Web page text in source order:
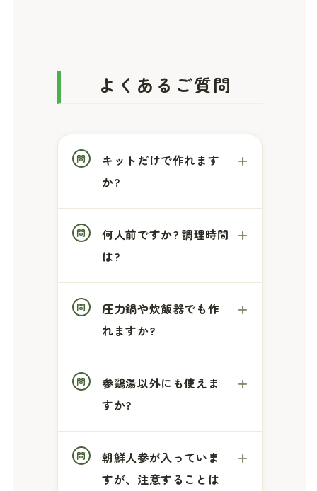
よくあるご質問
キットだけで作れます
か?
何人前ですか? 調理時間
は?
圧力鍋や炊飯器でも作
れますか?
参鶏湯以外にも使えま
すか?
朝鮮人参が入っていま
すが、注意することは